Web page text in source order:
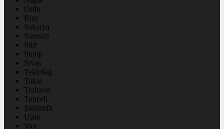
Ordu
Rize
Sakarya
Samsun
Siirt
Sinop
Sivas
Tekirdağ
Tokat
Trabzon
Tunceli
Şanlıurfa
Uşak
Van